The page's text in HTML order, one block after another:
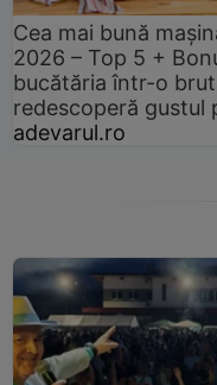
Cea mai bună
2026 – Top 5 +
bucătăria într-o
redescoperă gustul
adevarul.ro